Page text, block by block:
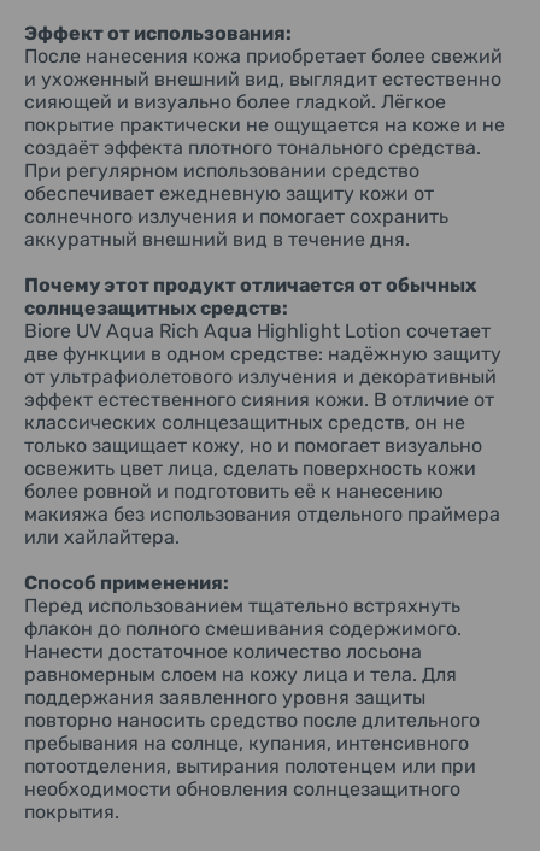
Эффект от использования:
После нанесения кожа приобретает более свежий
и ухоженный внешний вид, выглядит естественно
сияющей и визуально более гладкой. Лёгкое
покрытие практически не ощущается на коже и не
создаёт эффекта плотного тонального средства.
При регулярном использовании средство
обеспечивает ежедневную защиту кожи от
солнечного излучения и помогает сохранить
аккуратный внешний вид в течение дня.
Почему этот продукт отличается от обычных
солнцезащитных средств:
Biore UV Aqua Rich Aqua Highlight Lotion сочетает
две функции в одном средстве: надёжную защиту
от ультрафиолетового излучения и декоративный
эффект естественного сияния кожи. В отличие от
классических солнцезащитных средств, он не
только защищает кожу, но и помогает визуально
освежить цвет лица, сделать поверхность кожи
более ровной и подготовить её к нанесению
макияжа без использования отдельного праймера
или хайлайтера.
Способ применения:
Перед использованием тщательно встряхнуть
флакон до полного смешивания содержимого.
Нанести достаточное количество лосьона
равномерным слоем на кожу лица и тела. Для
поддержания заявленного уровня защиты
повторно наносить средство после длительного
пребывания на солнце, купания, интенсивного
потоотделения, вытирания полотенцем или при
необходимости обновления солнцезащитного
покрытия.